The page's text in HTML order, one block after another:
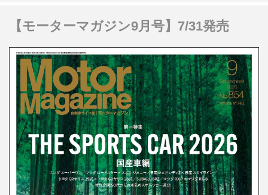
【モーターマガジン9月号】7/31発売